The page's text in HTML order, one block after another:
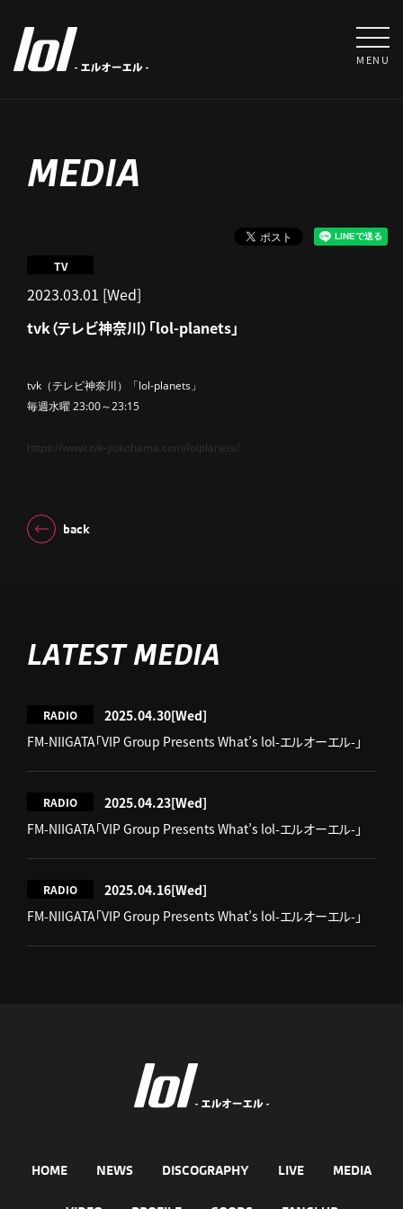
MENU
MEDIA
2023.03.01 [Wed]
TV
tvk（テレビ神奈川）「lol-planets」
tvk（テレビ神奈川）「lol-planets 」
毎週水曜 23:00～23:15
https://www.tvk-yokohama.com/lolplanets/
back
LATEST MEDIA
RADIO 2025.04.30[Wed]
FM-NIIGATA「VIP Group Presents What’s lol-エルオーエル-」
RADIO 2025.04.23[Wed]
FM-NIIGATA「VIP Group Presents What’s lol-エルオーエル-」
RADIO 2025.04.16[Wed]
FM-NIIGATA「VIP Group Presents What’s lol-エルオーエル-」
HOME NEWS DISCOGRAPHY LIVE MEDIA